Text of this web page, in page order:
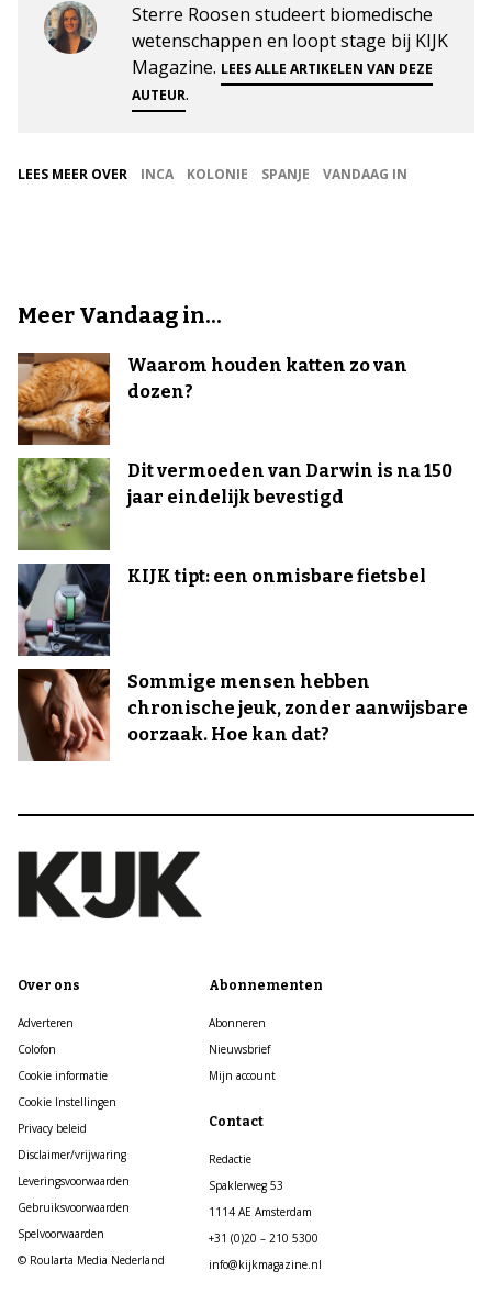
Sterre Roosen studeert biomedische
wetenschappen en loopt stage bij KIJK
Magazine. LEES ALLE ARTIKELEN VAN DEZE
AUTEUR.
LEES MEER OVER INCA KOLONIE SPANJE VANDAAG IN
Meer Vandaag in...
Waarom houden katten zo van
dozen?
Dit vermoeden van Darwin is na 150
jaar eindelijk bevestigd
KIJK tipt: een onmisbare fietsbel
Sommige mensen hebben
chronische jeuk, zonder aanwijsbare
oorzaak. Hoe kan dat?
Over ons
Adverteren
Colofon
Cookie informatie
Cookie Instellingen
Privacy beleid
Disclaimer/vrijwaring
Leveringsvoorwaarden
Gebruiksvoorwaarden
Spelvoorwaarden
© Roularta Media Nederland
Abonnementen
Abonneren
Nieuwsbrief
Mijn account
Contact
Redactie
Spaklerweg 53
1114 AE Amsterdam
+31 (0)20 – 210 5300
info@kijkmagazine.nl